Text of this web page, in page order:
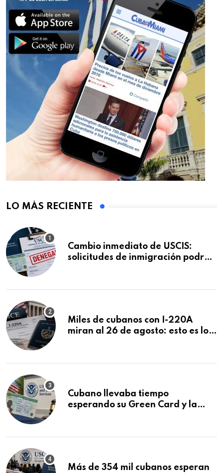
LO MÁS RECIENTE
Cambio inmediato de USCIS:
solicitudes de inmigración podrán
Miles de cubanos con I-220A
miran al 26 de agosto: esto es lo
Cubano llevaba tiempo
esperando su Green Card y la
Más de 354 mil cubanos esperan